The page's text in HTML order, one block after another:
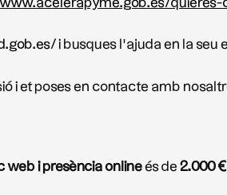
i busques l’ajuda en la
i et poses en contacte amb
web i presència onlineés de2.000 €